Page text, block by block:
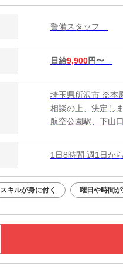
トも！
警備スタッフ
日給9,900円〜
埼玉県所沢市 ※本
相談の上、決定しま
航空公園駅、下山
1日8時間 週1日か
スキルが身に付く 曜日や時間